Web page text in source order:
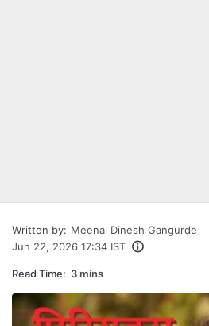
Written by: Meenal Dinesh Gangurde
Jun 22, 2026 17:34 IST
Read Time: 3 mins